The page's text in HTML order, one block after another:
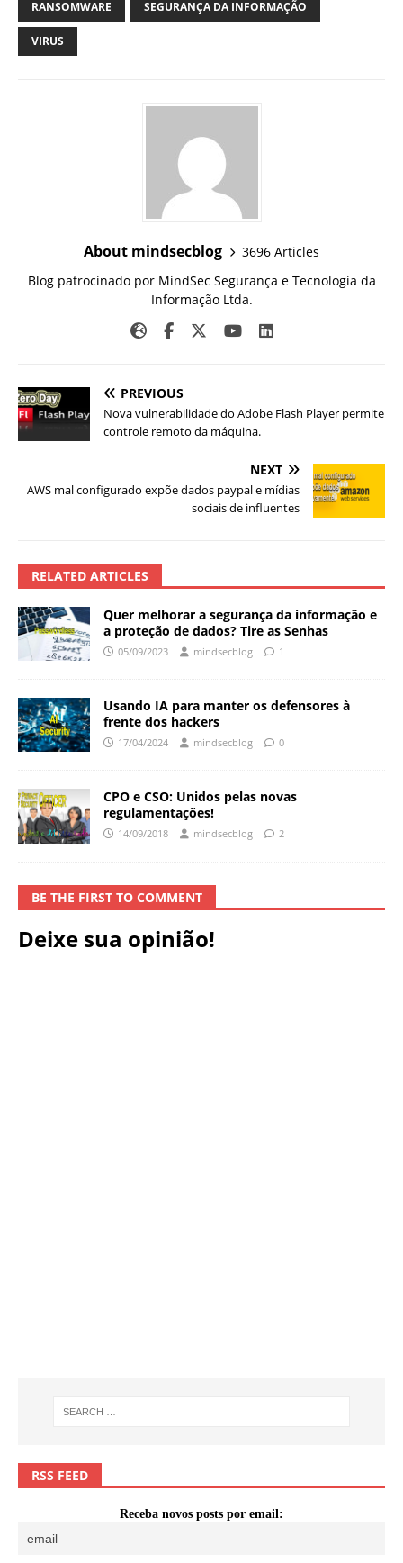
RANSOMWARE SEGURANÇA DA INFORMAÇÃO
VIRUS
About mindsecblog
3696 Articles
Blog patrocinado por MindSec Segurança e Tecnologia da
Informação Ltda.
PREVIOUS
Nova vulnerabilidade do Adobe Flash Player permite
controle remoto da máquina.
NEXT
AWS mal configurado expõe dados paypal e mídias
sociais de influentes
RELATED ARTICLES
Quer melhorar a segurança da informação e
a proteção de dados? Tire as Senhas
05/09/2023 mindsecblog 1
Usando IA para manter os defensores à
frente dos hackers
17/04/2024 mindsecblog 0
CPO e CSO: Unidos pelas novas
regulamentações!
14/09/2018 mindsecblog 2
BE THE FIRST TO COMMENT
Deixe sua opinião!
RSS FEED
Receba novos posts por email: